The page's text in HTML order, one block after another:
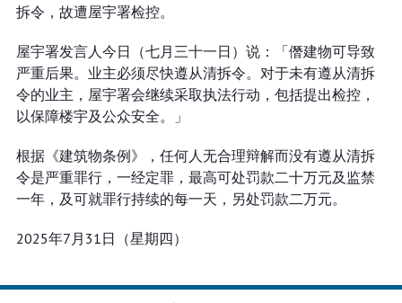
拆令，故遭屋宇署检控。
屋宇署发言人今日（七月三十一日）说：「僭建物可导致
严重后果。业主必须尽快遵从清拆令。对于未有遵从清拆
令的业主，屋宇署会继续采取执法行动，包括提出检控，
以保障楼宇及公众安全。」
根据《建筑物条例》，任何人无合理辩解而没有遵从清拆
令是严重罪行，一经定罪，最高可处罚款二十万元及监禁
一年，及可就罪行持续的每一天，另处罚款二万元。
2025年7月31日（星期四）